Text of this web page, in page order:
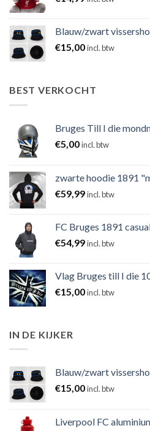
Blauw/zwart
€15,00incl. btw
BEST VERKOCHT
Bruges Till I die
€5,00incl. btw
zwarte hoodie 1891
€59,99incl. btw
FC Bruges 1891
€54,99incl. btw
Vlag Bruges till I die
€15,00incl. btw
IN DE KIJKER
Blauw/zwart
€15,00incl. btw
Liverpool FC